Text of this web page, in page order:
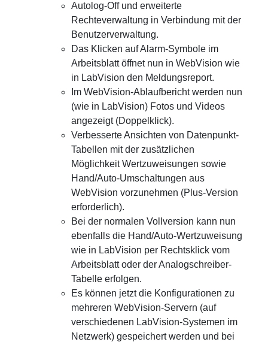
Autolog-Off und erweiterte
Rechteverwaltung in Verbindung mit der
Benutzerverwaltung.
Das Klicken auf Alarm-Symbole im
Arbeitsblatt öffnet nun in WebVision wie
in LabVision den Meldungsreport.
Im WebVision-Ablaufbericht werden nun
(wie in LabVision) Fotos und Videos
angezeigt (Doppelklick).
Verbesserte Ansichten von Datenpunkt-
Tabellen mit der zusätzlichen
Möglichkeit Wertzuweisungen sowie
Hand/Auto-Umschaltungen aus
WebVision vorzunehmen (Plus-Version
erforderlich).
Bei der normalen Vollversion kann nun
ebenfalls die Hand/Auto-Wertzuweisung
wie in LabVision per Rechtsklick vom
Arbeitsblatt oder der Analogschreiber-
Tabelle erfolgen.
Es können jetzt die Konfigurationen zu
mehreren WebVision-Servern (auf
verschiedenen LabVision-Systemen im
Netzwerk) gespeichert werden und bei